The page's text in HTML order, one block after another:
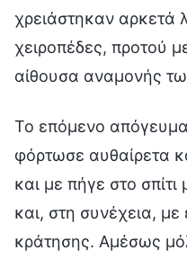
χρειάστηκαν αρκετά
χειροπέδες, προτού
αίθουσα αναμονής
Το επόμενο
φόρτωσε αυθαίρετα
και με πήγε στο
και, στη συνέχεια, με
κράτησης. Αμέσως